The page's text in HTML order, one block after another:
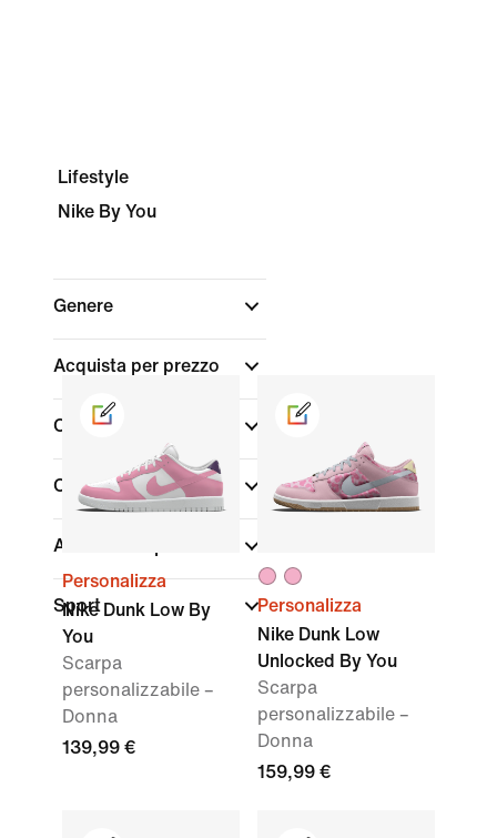
Lifestyle
Nike By You
Genere
Acquista per prezzo
Colore
Collezioni (1)
Altezza scarpa
Sport
Personalizza
Nike Dunk Low By
You
Scarpa
personalizzabile –
Donna
139,99 €
Personalizza
Nike Dunk Low
Unlocked By You
Scarpa
personalizzabile –
Donna
159,99 €